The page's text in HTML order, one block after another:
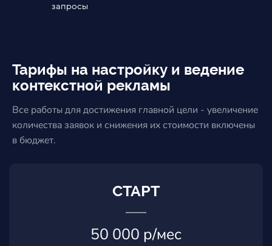
запросы
Тарифы на настройку и ведение
контекстной рекламы
Все работы для достижения главной цели - увеличение
количества заявок и снижения их стоимости включены
в бюджет.
СТАРТ
50 000 р/мес